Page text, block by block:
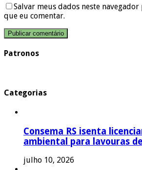
Salvar meus dados neste
que eu comentar.
Patronos
Categorias
Consema RS isenta
ambiental para lavouras
julho 10, 2026